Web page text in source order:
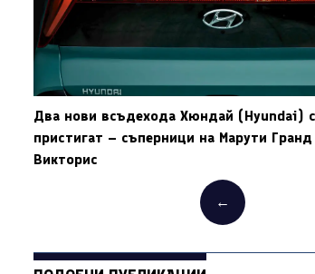
Два нови всъдехода Хюндай (Hyundai)
пристигат – съперници на Марути
Викторис
←